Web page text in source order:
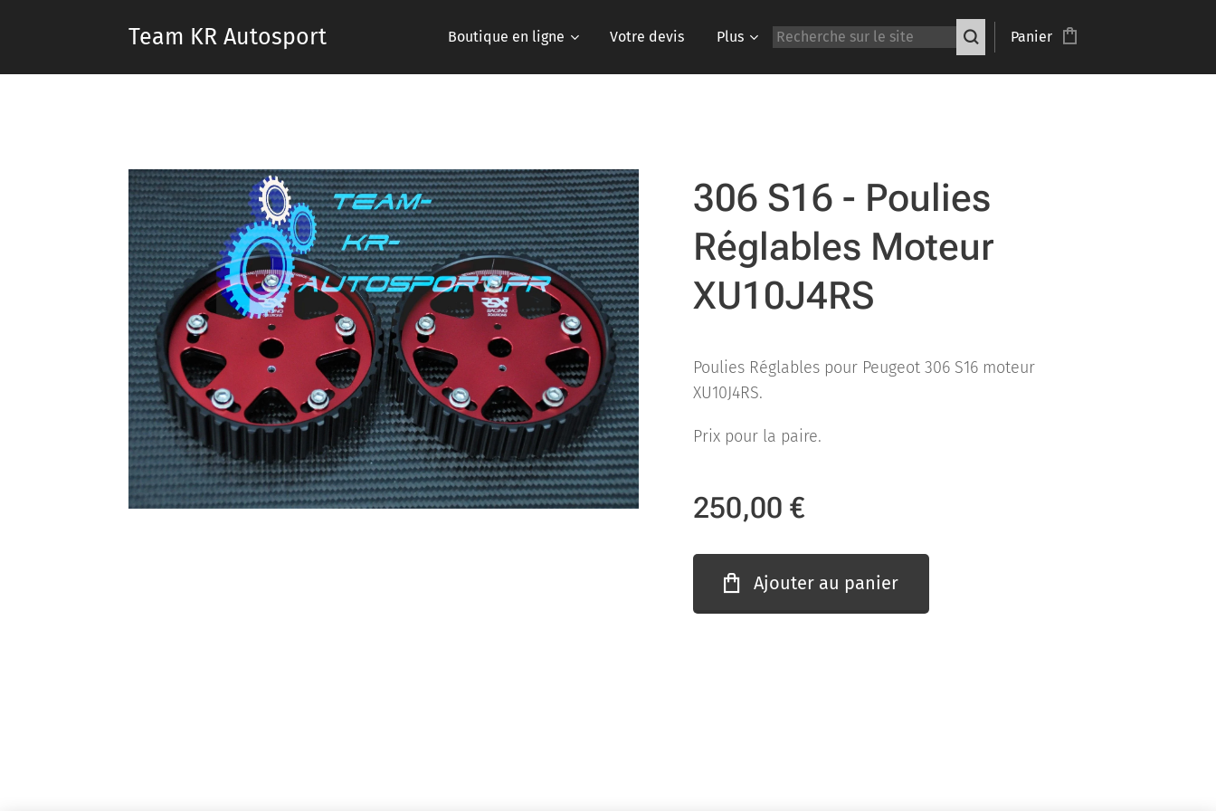
Team KR Autosport Boutique en ligne Votre devis Plus Panier
306 S16 - Poulies
Réglables Moteur
XU10J4RS
Poulies Réglables pour Peugeot 306 S16 moteur
XU10J4RS.
Prix pour la paire.
250,00 €
Ajouter au panier